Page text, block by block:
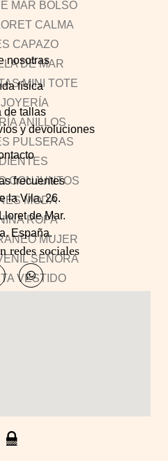
nosotras
física
de tallas
y devoluciones
frecuentes
la Vila, 26.
de Mar.
España.
redes sociales